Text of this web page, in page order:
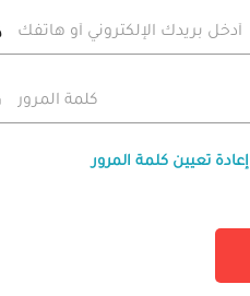
إعادة تعيين كلمة المرور